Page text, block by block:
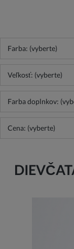
Farba: (vyberte)
Veľkosť: (vyberte)
Farba doplnkov:
Cena: (vyberte)